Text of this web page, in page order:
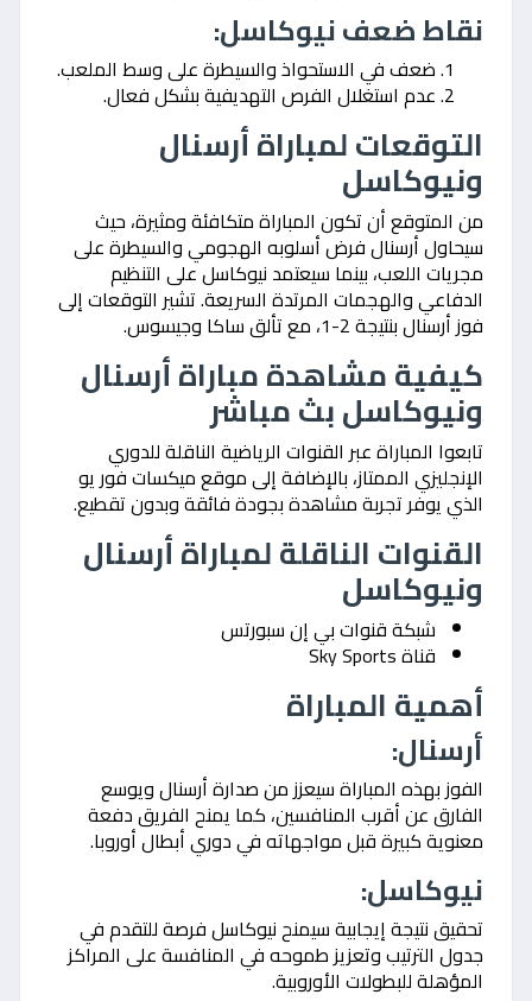
نقاط ضعف نيوكاسل:
ضعف في الاستحواذ والسيطرة على وسط الملعب.
عدم استغلال الفرص التهديفية بشكل فعال.
التوقعات لمباراة أرسنال
ونيوكاسل
من المتوقع أن تكون المباراة متكافئة ومثيرة، حيث
سيحاول أرسنال فرض أسلوبه الهجومي والسيطرة على
مجريات اللعب، بينما سيعتمد نيوكاسل على التنظيم
الدفاعي والهجمات المرتدة السريعة. تشير التوقعات إلى
فوز أرسنال بنتيجة 2-1، مع تألق ساكا وجيسوس.
كيفية مشاهدة مباراة أرسنال
ونيوكاسل بث مباشر
تابعوا المباراة عبر القنوات الرياضية الناقلة للدوري
الإنجليزي الممتاز، بالإضافة إلى موقع ميكسات فور يو
الذي يوفر تجربة مشاهدة بجودة فائقة وبدون تقطيع.
القنوات الناقلة لمباراة أرسنال
ونيوكاسل
شبكة قنوات بي إن سبورتس
قناة Sky Sports
أهمية المباراة
أرسنال:
الفوز بهذه المباراة سيعزز من صدارة أرسنال ويوسع
الفارق عن أقرب المنافسين، كما يمنح الفريق دفعة
معنوية كبيرة قبل مواجهاته في دوري أبطال أوروبا.
نيوكاسل:
تحقيق نتيجة إيجابية سيمنح نيوكاسل فرصة للتقدم في
جدول الترتيب وتعزيز طموحه في المنافسة على المراكز
المؤهلة للبطولات الأوروبية.